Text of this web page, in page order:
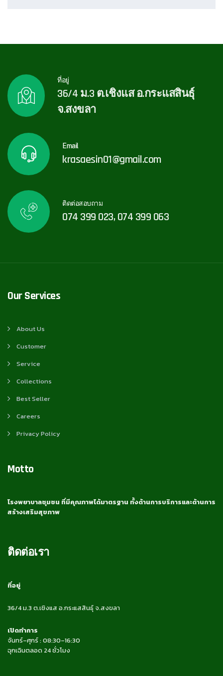
ที่อยู่
36/4 ม.3 ต.เชิงแส อ.กระแสสินธุ์
จ.สงขลา
Email
krasaesin01@gmail.com
ติดต่อสอบถาม
074 399 023, 074 399 063
Our Services
About Us
Customer
Service
Collections
Best Seller
Careers
Privacy Policy
Motto
โรงพยาบาลชุมชน ที่มีคุณภาพได้มาตรฐาน ทั้งด้านการบริการและด้านการ
สร้างเสริมสุขภาพ
ติดต่อเรา
ที่อยู่
36/4 ม.3 ต.เชิงแส อ.กระแสสินธุ์ จ.สงขลา
เปิดทำการ
จันทร์–ศุกร์ : 08:30–16:30
ฉุกเฉินตลอด 24 ชั่วโมง